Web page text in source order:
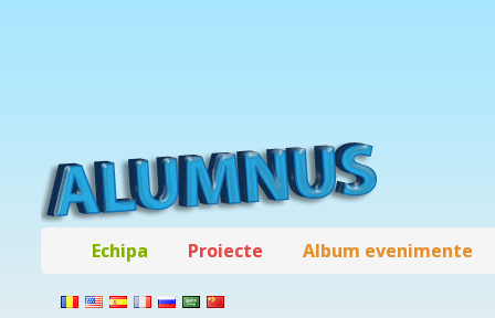
Echipa Proiecte Album evenimente